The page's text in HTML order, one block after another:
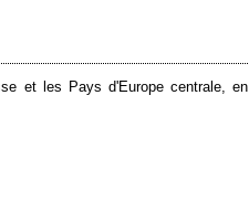
et les Pays d'Europe centrale, en